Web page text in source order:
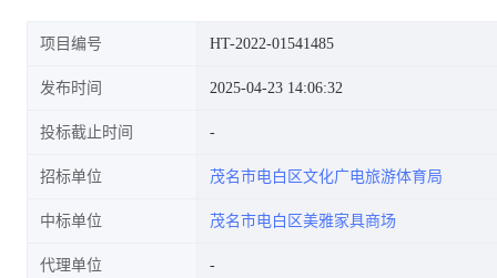
的合同公告
项目编号 HT-2022-01541485
发布时间 2025-04-23 14:06:32
投标截止时间
招标单位 茂名市电白区文化广电旅游体育局
中标单位 茂名市电白区美雅家具商场
代理单位